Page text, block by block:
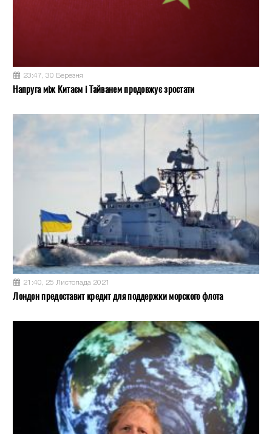
23:47, 30 Березня
Напруга між Китаєм і Тайванем продовжує зростати
21:40, 25 Листопада 2021
Лондон предоставит кредит для поддержки морского флота